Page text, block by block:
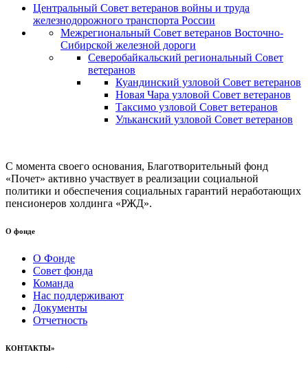
Центральный Совет ветеранов войны и труда
железнодорожного транспорта России
Межрегиональный Совет ветеранов Восточно-
Сибирской железной дороги
Северобайкальский региональный Совет
ветеранов
Куандинский узловой Совет ветеранов
Новая Чара узловой Совет ветеранов
Таксимо узловой Совет ветеранов
Ульканский узловой Совет ветеранов
С момента своего основания, Благотворительный фонд
«Почет» активно участвует в реализации социальной
политики и обеспечения социальных гарантий неработающих
пенсионеров холдинга «РЖД».
О фонде
О Фонде
Совет фонда
Команда
Нас поддерживают
Документы
Отчетность
КОНТАКТЫ»